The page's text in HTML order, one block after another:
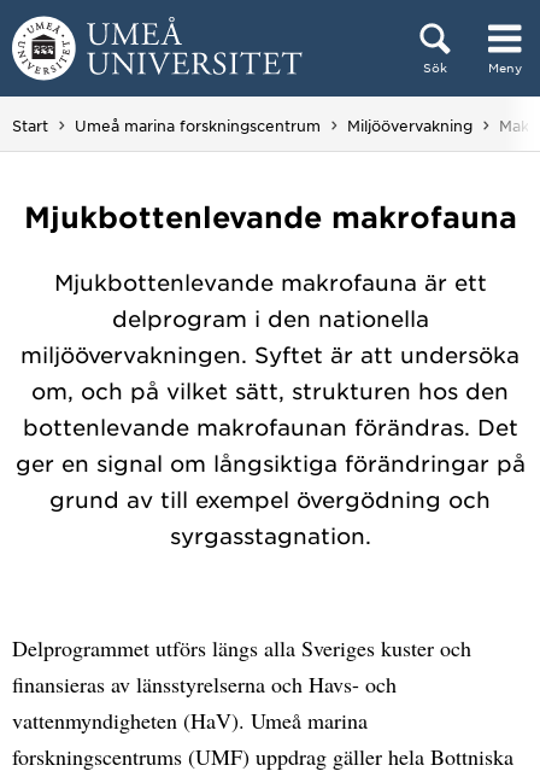
Hoppa direkt till innehållet
Sök Meny
Huvudmenyn dold.
Start Umeå marina forskningscentrum Miljöövervakning Du
Mjukbottenlevande makrofauna
Mjukbottenlevande makrofauna är ett
delprogram i den nationella
miljöövervakningen. Syftet är att undersöka
om, och på vilket sätt, strukturen hos den
bottenlevande makrofaunan förändras. Det
ger en signal om långsiktiga förändringar på
grund av till exempel övergödning och
syrgasstagnation.
Delprogrammet utförs längs alla Sveriges kuster och
finansieras av länsstyrelserna och Havs- och
vattenmyndigheten (HaV). Umeå marina
forskningscentrums (UMF) uppdrag gäller hela Bottniska